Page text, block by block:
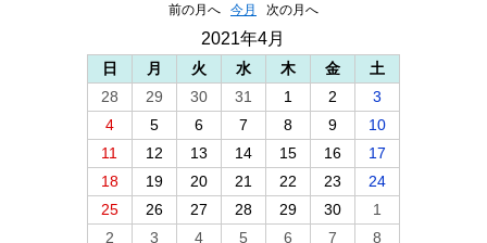
前の月へ 今月 次の月へ
2021年4月
日 月 火 水 木 金
土
28
29 30 31 1 2
3
4
5 6 7 8 9
10
11
12 13 14 15 16
17
18
19 20 21 22 23
24
25
26 27 28 29 30
1
2
3 4 5 6 7 8